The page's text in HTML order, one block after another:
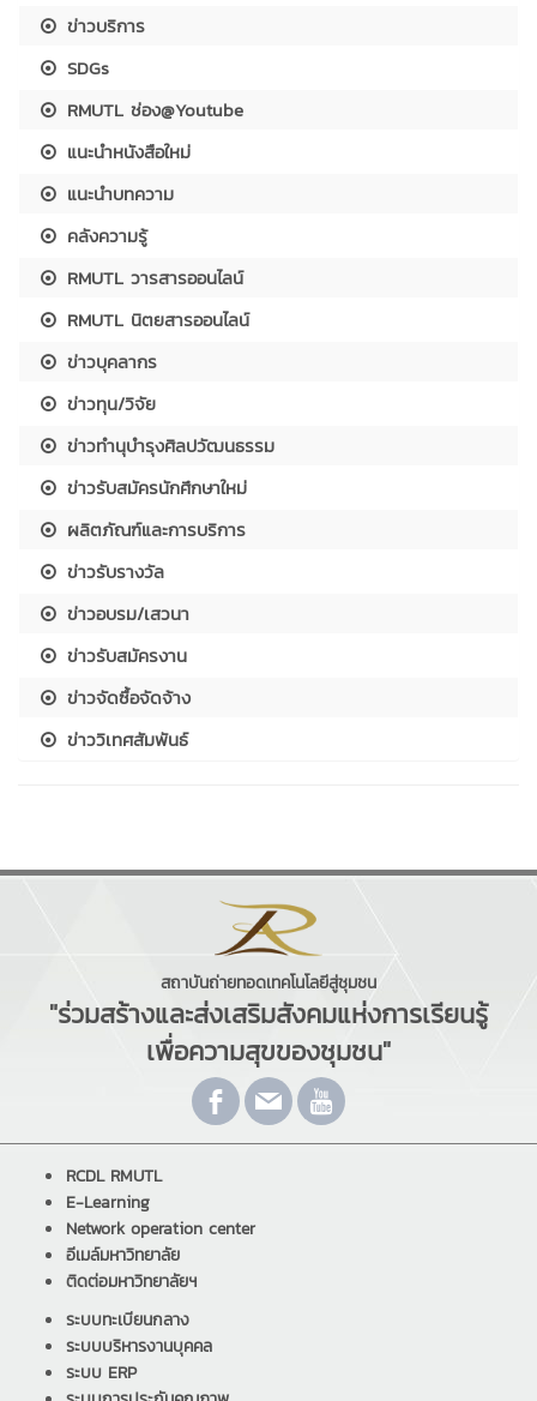
ข่าวบริการ
SDGs
RMUTL ช่อง@Youtube
แนะนำหนังสือใหม่
แนะนำบทความ
คลังความรู้
RMUTL วารสารออนไลน์
RMUTL นิตยสารออนไลน์
ข่าวบุคลากร
ข่าวทุน/วิจัย
ข่าวทำนุบำรุงศิลปวัฒนธรรม
ข่าวรับสมัครนักศึกษาใหม่
ผลิตภัณฑ์และการบริการ
ข่าวรับรางวัล
ข่าวอบรม/เสวนา
ข่าวรับสมัครงาน
ข่าวจัดซื้อจัดจ้าง
ข่าววิเทศสัมพันธ์
สถาบันถ่ายทอดเทคโนโลยีสู่ชุมชน
"ร่วมสร้างและส่งเสริมสังคมแห่งการเรียนรู้
เพื่อความสุขของชุมชน"
RCDL RMUTL
E-Learning
Network operation center
อีเมล์มหาวิทยาลัย
ติดต่อมหาวิทยาลัยฯ
ระบบทะเบียนกลาง
ระบบบริหารงานบุคคล
ระบบ ERP